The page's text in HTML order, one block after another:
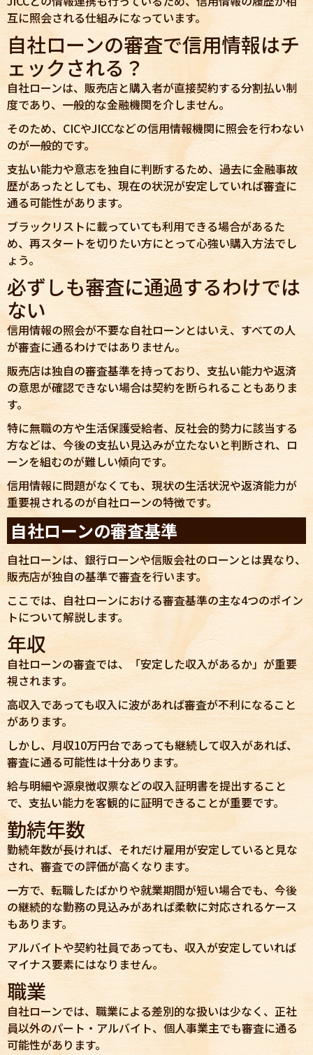
互に照会される仕組みになっています。
自社ローンの審査で信用情報はチ
ェックされる？
自社ローンは、販売店と購入者が直接契約する分割払い制
度であり、一般的な金融機関を介しません。
そのため、CICやJICCなどの信用情報機関に照会を行わない
のが一般的です。
支払い能力や意志を独自に判断するため、過去に金融事故
歴があったとしても、現在の状況が安定していれば審査に
通る可能性があります。
ブラックリストに載っていても利用できる場合があるた
め、再スタートを切りたい方にとって心強い購入方法でし
ょう。
必ずしも審査に通過するわけでは
ない
信用情報の照会が不要な自社ローンとはいえ、すべての人
が審査に通るわけではありません。
販売店は独自の審査基準を持っており、支払い能力や返済
の意思が確認できない場合は契約を断られることもありま
す。
特に無職の方や生活保護受給者、反社会的勢力に該当する
方などは、今後の支払い見込みが立たないと判断され、ロ
ーンを組むのが難しい傾向です。
信用情報に問題がなくても、現状の生活状況や返済能力が
重要視されるのが自社ローンの特徴です。
自社ローンの審査基準
自社ローンは、銀行ローンや信販会社のローンとは異なり、
販売店が独自の基準で審査を行います。
ここでは、自社ローンにおける審査基準の主な4つのポイン
トについて解説します。
年収
自社ローンの審査では、「安定した収入があるか」が重要
視されます。
高収入であっても収入に波があれば審査が不利になること
があります。
しかし、月収10万円台であっても継続して収入があれば、
審査に通る可能性は十分あります。
給与明細や源泉徴収票などの収入証明書を提出すること
で、支払い能力を客観的に証明できることが重要です。
勤続年数
勤続年数が長ければ、それだけ雇用が安定していると見な
され、審査での評価が高くなります。
一方で、転職したばかりや就業期間が短い場合でも、今後
の継続的な勤務の見込みがあれば柔軟に対応されるケース
もあります。
アルバイトや契約社員であっても、収入が安定していれば
マイナス要素にはなりません。
職業
自社ローンでは、職業による差別的な扱いは少なく、正社
員以外のパート・アルバイト、個人事業主でも審査に通る
可能性があります。